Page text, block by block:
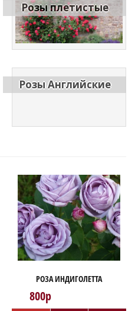
Розы плетистые
Розы Английские
РОЗА ИНДИГОЛЕТТА
800р